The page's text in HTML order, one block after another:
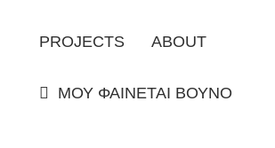
PROJECTS ABOUT
ΜΟΥ ΦΑΙΝΕΤΑΙ ΒΟΥΝΟ